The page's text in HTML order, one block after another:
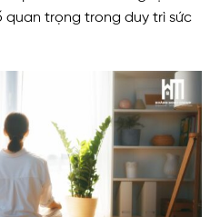
quan trọng trong duy trì sức